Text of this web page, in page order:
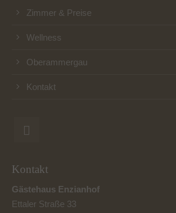
Zimmer & Preise
Wellness
Oberammergau
Kontakt
Kontakt
Gästehaus Enzianhof
Ettaler Straße 33